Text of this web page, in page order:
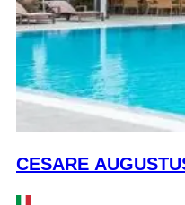
CESARE